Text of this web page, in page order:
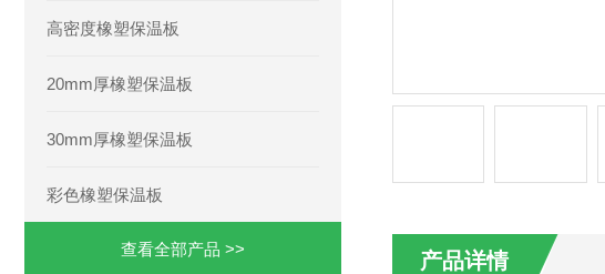
高密度橡塑保温板
20mm厚橡塑保温板
30mm厚橡塑保温板
彩色橡塑保温板
查看全部产品 >> 产品详情